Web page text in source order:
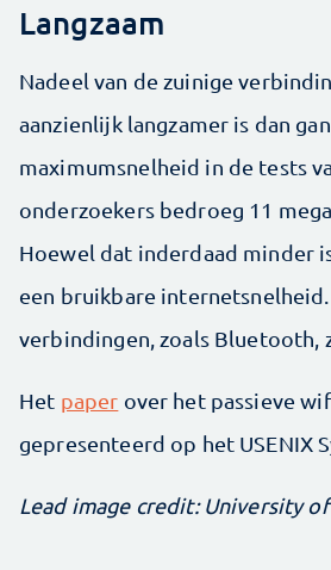
Langzaam
Nadeel van de zuinige
aanzienlijk langzamer is dan
maximumsnelheid in de tests
onderzoekers bedroeg 11
Hoewel dat inderdaad minder
een bruikbare
verbindingen, zoals Bluetooth,
Het paper over het passieve
gepresenteerd op het USENIX
Lead image credit: University